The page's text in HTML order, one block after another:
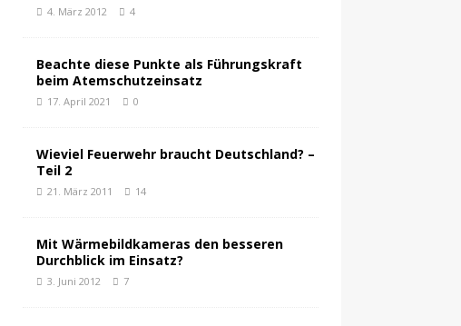
4. März 2012 4
Beachte diese Punkte als Führungskraft
beim Atemschutzeinsatz
17. April 2021 0
Wieviel Feuerwehr braucht Deutschland? –
Teil 2
21. März 2011 14
Mit Wärmebildkameras den besseren
Durchblick im Einsatz?
3. Juni 2012 7